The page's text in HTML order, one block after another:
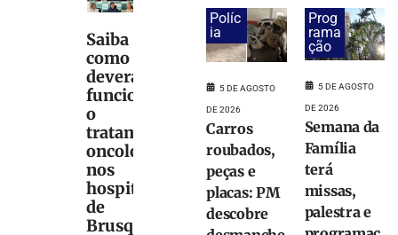
Saiba
como
deverá
funcionar
o
tratamento
oncológico
nos
hospitais
de
Brusque
Políc
ia
5 DE AGOSTO
DE 2026
Carros
roubados,
peças e
placas: PM
descobre
Prog
rama
ção
5 DE AGOSTO
DE 2026
Semana da
Família
terá
missas,
palestra e